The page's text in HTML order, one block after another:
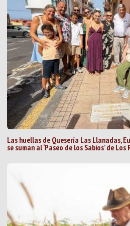
Las huellas de Quesería Las Llanadas,
se suman al ‘Paseo de los Sabios’ de Los